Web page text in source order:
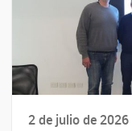
2 de julio de 2026